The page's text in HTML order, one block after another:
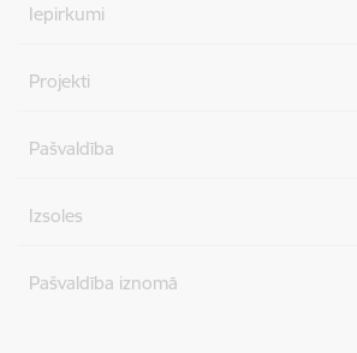
Iepirkumi
Projekti
Pašvaldība
Izsoles
Pašvaldība iznomā